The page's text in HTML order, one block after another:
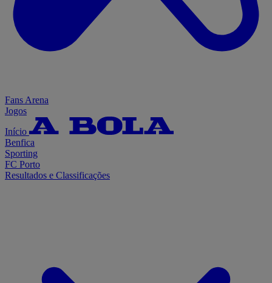
Fans Arena
Jogos
Início
Benfica
Sporting
FC Porto
Resultados e Classificações